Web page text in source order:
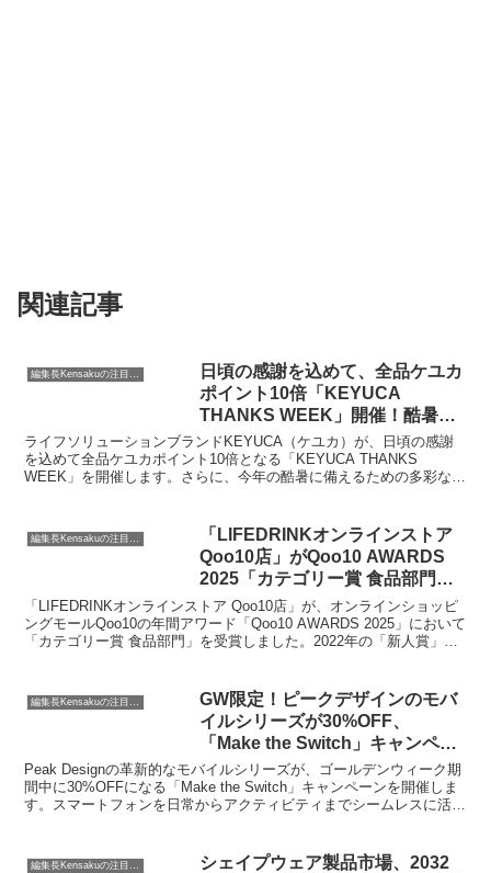
関連記事
編集長Kensakuの注目ネタ
日頃の感謝を込めて、全品ケユカ
ポイント10倍「KEYUCA
THANKS WEEK」開催！酷暑を
乗り切るアイテムも多数登場！
ライフソリューションブランドKEYUCA（ケユカ）が、日頃の感謝
を込めて全品ケユカポイント10倍となる「KEYUCA THANKS
WEEK」を開催します。さらに、今年の酷暑に備えるための多彩なア
なり、お得に暮らしを豊かにするチャンスです。
「LIFEDRINKオンラインストア
Qoo10店」がQoo10 AWARDS
2025「カテゴリー賞 食品部門」
を4年連続受賞！日々の暮らしに
寄り添う一杯を見つけませんか？
「LIFEDRINKオンラインストア Qoo10店」が、オンラインショッピ
ングモールQoo10の年間アワード「Qoo10 AWARDS 2025」において
「カテゴリー賞 食品部門」を受賞しました。2022年の「新人賞」以
GW限定！ピークデザインのモバ
イルシリーズが30%OFF、
「Make the Switch」キャンペー
ンでスマホ体験をアップデートし
ませんか？
Peak Designの革新的なモバイルシリーズが、ゴールデンウィーク期
間中に30%OFFになる「Make the Switch」キャンペーンを開催しま
す。スマートフォンを日常からアクティビティまでシームレスに活用
編集長Kensakuの注目ネタ
シェイプウェア製品市場、2032